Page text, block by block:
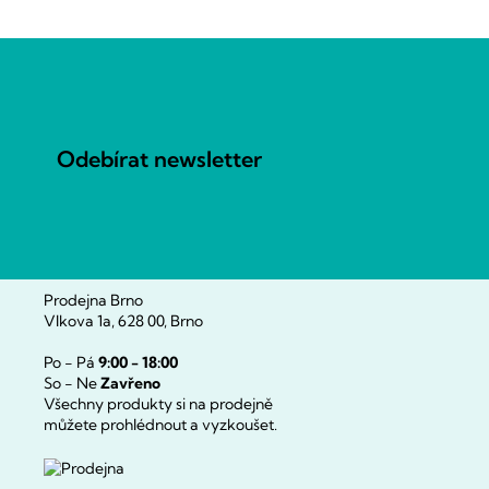
Odebírat newsletter
Prodejna Brno
Vlkova 1a, 628 00, Brno
Po - Pá 9:00 - 18:00
So - NeZavřeno
Všechny produkty si na prodejně
můžete prohlédnout a vyzkoušet.